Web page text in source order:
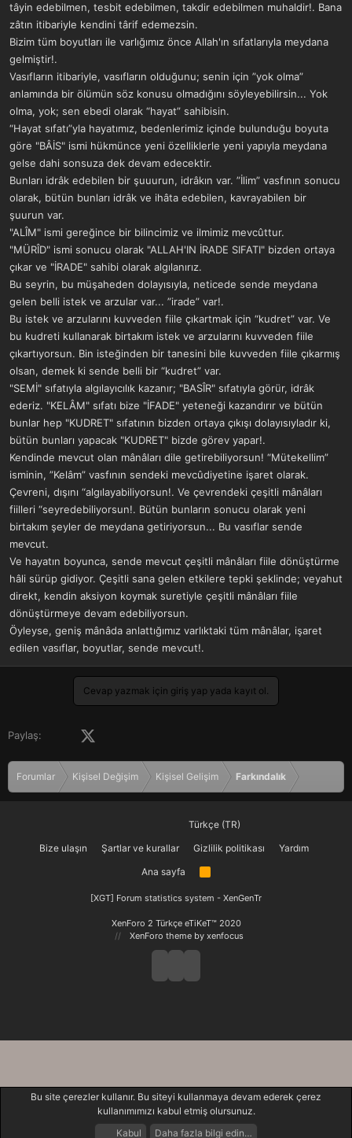
tâyin edebilmen, tesbit edebilmen, takdir edebilmen muhaldir!. Bana
zâtın itibariyle kendini târif edemezsin.
Bizim tüm boyutları ile varlığımız önce Allah'ın sıfatlarıyla meydana
gelmiştir!.
Vasıfların itibariyle, vasıfların olduğunu; senin için ”yok olma”
anlamında bir ölümün söz konusu olmadığını söyleyebilirsin... Yok
olma, yok; sen ebedi olarak “hayat” sahibisin.
“Hayat sıfatı”yla hayatımız, bedenlerimiz içinde bulunduğu boyuta
göre "BÂİS" ismi hükmünce yeni özelliklerle yeni yapıyla meydana
gelse dahi sonsuza dek devam edecektir.
Bunları idrâk edebilen bir şuuurun, idrâkın var. ”İlim” vasfının sonucu
olarak, bütün bunları idrâk ve ihâta edebilen, kavrayabilen bir
şuurun var.
"ALÎM" ismi gereğince bir bilincimiz ve ilmimiz mevcûttur.
"MÜRÎD" ismi sonucu olarak "ALLAH'IN İRADE SIFATI" bizden ortaya
çıkar ve "İRADE" sahibi olarak algılanırız.
Bu seyrin, bu müşaheden dolayısıyla, neticede sende meydana
gelen belli istek ve arzular var... ”irade” var!.
Bu istek ve arzularını kuvveden fiile çıkartmak için “kudret” var. Ve
bu kudreti kullanarak birtakım istek ve arzularını kuvveden fiile
çıkartıyorsun. Bin isteğinden bir tanesini bile kuvveden fiile çıkarmış
olsan, demek ki sende belli bir “kudret” var.
"SEMİ" sıfatıyla algılayıcılık kazanır; "BASÎR" sıfatıyla görür, idrâk
ederiz. "KELÂM" sıfatı bize "İFADE" yeteneği kazandırır ve bütün
bunlar hep "KUDRET" sıfatının bizden ortaya çıkışı dolayısıyladır ki,
bütün bunları yapacak "KUDRET" bizde görev yapar!.
Kendinde mevcut olan mânâları dile getirebiliyorsun! “Mütekellim”
isminin, ”Kelâm” vasfının sendeki mevcûdiyetine işaret olarak.
Çevreni, dışını “algılayabiliyorsun!. Ve çevrendeki çeşitli mânâları
fiilleri “seyredebiliyorsun!. Bütün bunların sonucu olarak yeni
birtakım şeyler de meydana getiriyorsun... Bu vasıflar sende
mevcut.
Ve hayatın boyunca, sende mevcut çeşitli mânâları fiile dönüştürme
hâli sürüp gidiyor. Çeşitli sana gelen etkilere tepki şeklinde; veyahut
direkt, kendin aksiyon koymak suretiyle çeşitli mânâları fiile
dönüştürmeye devam edebiliyorsun.
Öyleyse, geniş mânâda anlattığımız varlıktaki tüm mânâlar, işaret
edilen vasıflar, boyutlar, sende mevcut!.
Cevap yazmak için giriş yap yada kayıt ol.
Paylaş: Facebook
Forumlar Kişisel Değişim Kişisel Gelişim Farkındalık
Türkçe (TR)
Bize ulaşın
Şartlar ve kurallar Gizlilik politikası
Yardım
Ana sayfa
R
[XGT] Forum statistics system - XenGenTr
XenForo 2 Türkçe eTiKeT™ 2020
XenForo theme by xenfocus
Bu site çerezler kullanır. Bu siteyi kullanmaya devam ederek çerez
kullanımımızı kabul etmiş olursunuz.
Kabul
Daha fazla bilgi edin…